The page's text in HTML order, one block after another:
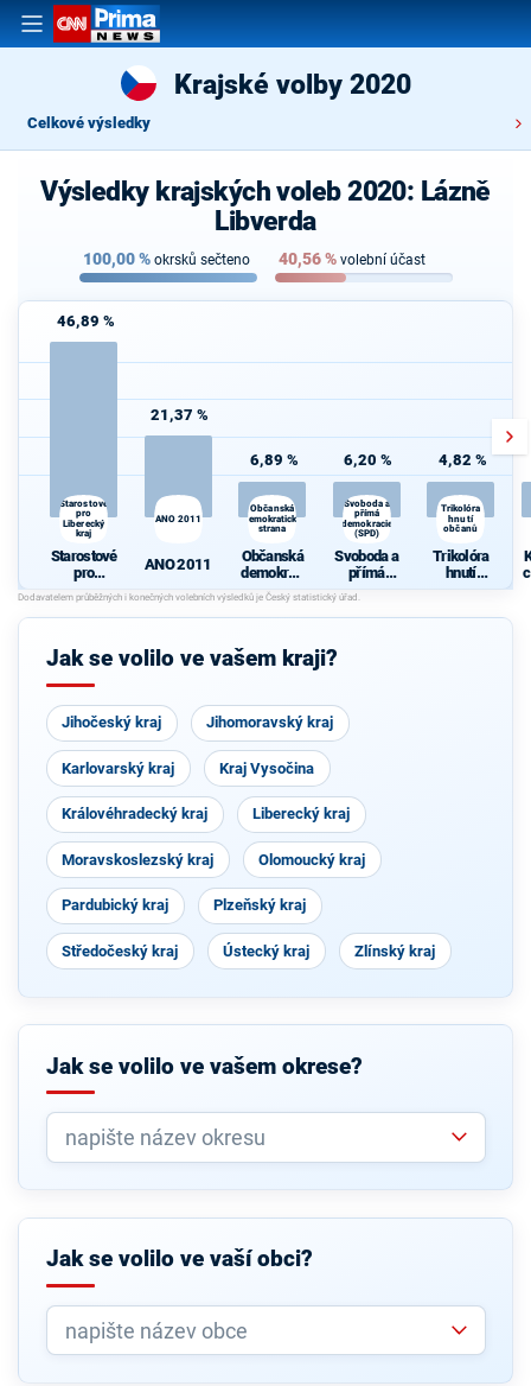
Krajské volby 2020
Celkové výsledky
Výsledky krajských voleb 2020: Lázně
Libverda
100,00% okrsků sečteno 40,56% volební účast
46,89 %
Starostové
pro
Liberecký
kraj
Starostové
pro
Liberecký
kraj
21,37 %
ANO 2011
ANO 2011
6,89 %
Občanská
demokratická
strana
Občanská
demokrati
cká strana
6,20 %
Svoboda a
přímá
demokracie
(SPD)
Svoboda a
přímá
demokraci
e (SPD)
4,82 %
Trikolóra
hnutí
občanů
Trikolóra
hnutí
občanů
Jak se volilo ve vašem kraji?
Jihočeský kraj Jihomoravský kraj
Karlovarský kraj Kraj Vysočina
Královéhradecký kraj Liberecký kraj
Moravskoslezský kraj Olomoucký kraj
Pardubický kraj Plzeňský kraj
Středočeský kraj Ústecký kraj Zlínský kraj
Jak se volilo ve vašem okrese?
Jak se volilo ve vaší obci?